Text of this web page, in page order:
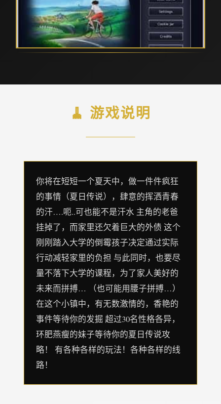
🧹 游戏说明
你将在短短一个夏天中，做一件件疯狂
的事情（夏日传说），肆意的挥洒青春
的汗….呃..可也能不是汗水 主角的老爸
挂掉了，而家里还欠着巨大的外债 这个
刚刚踏入大学的倒霉孩子决定通过实际
行动减轻家里的负担 与此同时，也要尽
量不落下大学的课程，为了家人美好的
未来而拼搏… （也可能用腰子拼搏…）
在这个小镇中，有无数激情的，香艳的
事件等待你的发掘 超过30名性格各异，
环肥燕瘦的妹子等待你的夏日传说攻
略！ 有各种各样的玩法！各种各样的线
路！